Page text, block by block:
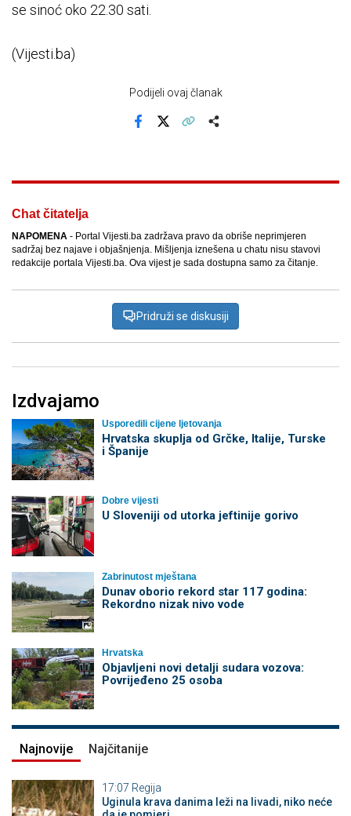
se sinoć oko 22.30 sati.
(Vijesti.ba)
Podijeli ovaj članak
Chat čitatelja
NAPOMENA - Portal Vijesti.ba zadržava pravo da obriše neprimjeren
sadržaj bez najave i objašnjenja. Mišljenja iznešena u chatu nisu stavovi
redakcije portala Vijesti.ba. Ova vijest je sada dostupna samo za čitanje.
Pridruži se diskusiji
Izdvajamo
Usporedili cijene ljetovanja
Hrvatska skuplja od Grčke, Italije, Turske
i Španije
Dobre vijesti
U Sloveniji od utorka jeftinije gorivo
Zabrinutost mještana
Dunav oborio rekord star 117 godina:
Rekordno nizak nivo vode
Hrvatska
Objavljeni novi detalji sudara vozova:
Povrijeđeno 25 osoba
Najnovije Najčitanije
17:07 Regija
Uginula krava danima leži na livadi, niko neće